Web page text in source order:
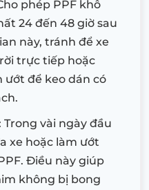
phép PPF khô
24 đến 48 giờ sau
này, tránh để xe
trực tiếp hoặc
để keo dán có
Trong vài ngày đầu
xe hoặc làm ướt
Điều này giúp
không bị bong